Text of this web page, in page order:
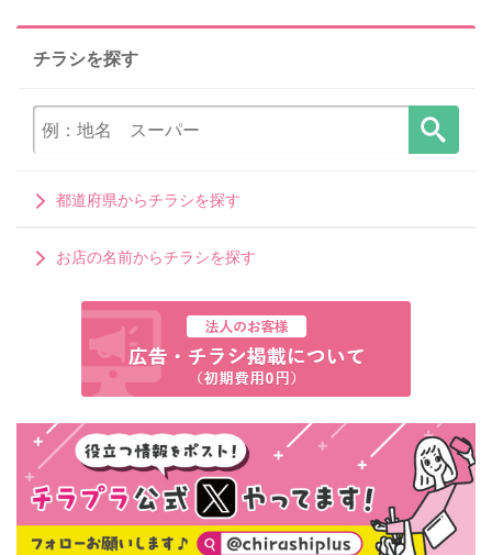
チラシを探す
都道府県からチラシを探す
お店の名前からチラシを探す